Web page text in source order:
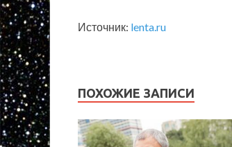
Источник: lenta.ru
ПОХОЖИЕ ЗАПИСИ